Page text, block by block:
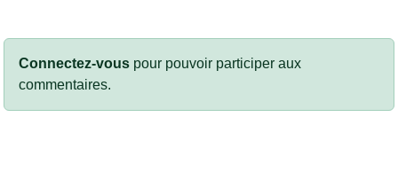
Connectez-vous pour pouvoir participer aux
commentaires.